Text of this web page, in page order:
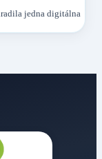
jedna digitálna